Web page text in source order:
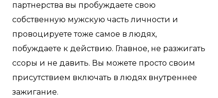
партнерства вы пробуждаете свою
собственную мужскую часть личности и
провоцируете тоже самое в людях,
побуждаете к действию. Главное, не разжигать
ссоры и не давить. Вы можете просто своим
присутствием включать в людях внутреннее
зажигание.